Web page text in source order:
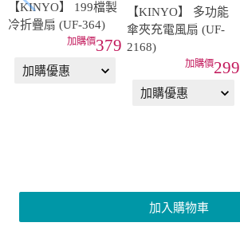
【KINYO】 199檔製
冷折疊扇 (UF-364)
379
【KINYO】 多功能
傘夾充電風扇 (UF-
2168)
299
加入購物車